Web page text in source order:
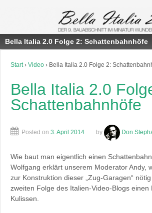
Bella Italia 2.0 Folge 2: Schattenbahnhöfe
Start › Video › Bella Italia 2.0 Folge 2:
Bella Italia 2.0
Schattenbahnhöfe
Posted on 3. April 2014 by Don
Wie baut man eigentlich einen
Wolfgang erklärt unserem Moderator Andy,
zur Konstruktion dieser „Zug-Garagen“
zweiten Folge des Italien-Video-Blogs einen
Kulissen.